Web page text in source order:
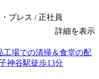
プレス / 正社員
詳細を表示